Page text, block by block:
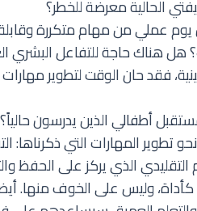
الحالية معرضة للخطر؟
عملي من مهام متكررة
هناك حاجة للتفاعل البشري
فقد حان الوقت لتطوير مهارات
أطفالي الذين يدرسون حالياً؟
المهارات التي ذكرناها:
التقليدي الذي يركز على
كأداة، وليس على الخوف منها.